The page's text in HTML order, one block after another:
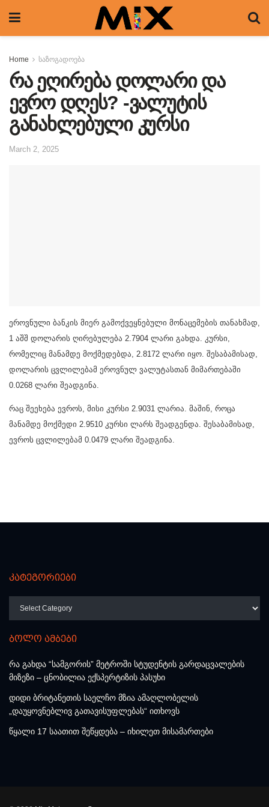
Home საზოგადოება
რა ეღირება დოლარი და
ევრო დღეს? -ვალუტის
განახლებული კურსი
March 2, 2025
ეროვნული ბანკის მიერ გამოქვეყნებული მონაცემების თანახმად,
1 აშშ დოლარის ღირებულება 2.7904 ლარი გახდა. კურსი,
რომელიც მანამდე მოქმედებდა, 2.8172 ლარი იყო. შესაბამისად,
დოლარის ცვლილებამ ეროვნულ ვალუტასთან მიმართებაში
0.0268 ლარი შეადგინა.
რაც შეეხება ევროს, მისი კურსი 2.9031 ლარია. მაშინ, როცა
მანამდე მოქმედი 2.9510 კურსი ლარს შეადგენდა. შესაბამისად,
ევროს ცვლილებამ 0.0479 ლარი შეადგინა.
კატეგორიები
ბოლო ამბები
რა გახდა “სამგორის” მეტროში სტუდენტის გარდაცვალების
მიზეზი – ცნობილია ექსპერტიზის პასუხი
დიდი ბრიტანეთის საელჩო მზია ამაღლობელის
„დაუყოვნებლივ გათავისუფლებას“ ითხოვს
წყალი 17 საათით შეწყდება – იხილეთ მისამართები